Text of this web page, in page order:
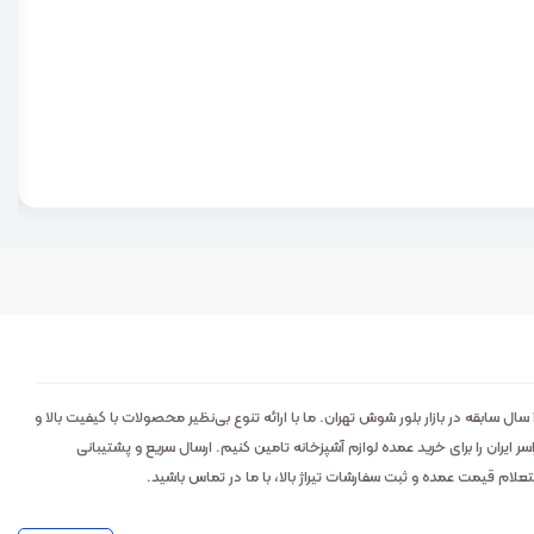
لوکس کالا: تامین‌کننده اصلی و عمده‌فروش ابزار و خرده‌ریز آشپزخانه با ۲۹ سال سابقه در بازار بلور شوش تهران. ما با ارائه تنوع بی‌نظیر محصولات با کیفیت بالا و
را برای خرید عمده لوازم آشپزخانه تامین کنیم. ارسال سریع و پشتیبانی
قیمت عمده و ثبت سفارشات تیراژ بالا، با ما در تماس باشید.